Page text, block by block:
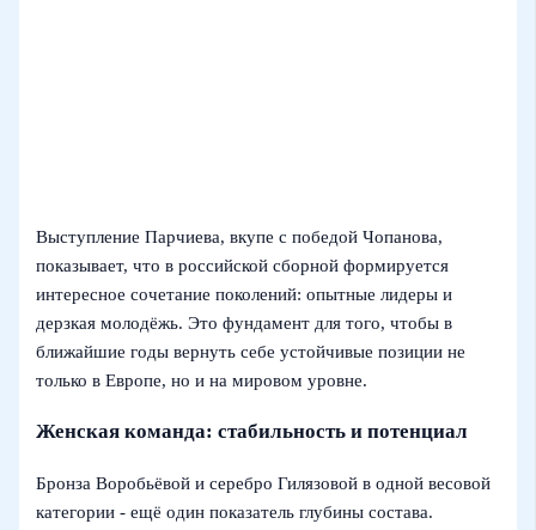
Выступление Парчиева, вкупе с победой Чопанова,
показывает, что в российской сборной формируется
интересное сочетание поколений: опытные лидеры и
дерзкая молодёжь. Это фундамент для того, чтобы в
ближайшие годы вернуть себе устойчивые позиции не
только в Европе, но и на мировом уровне.
Женская команда: стабильность и потенциал
Бронза Воробьёвой и серебро Гилязовой в одной весовой
категории - ещё один показатель глубины состава.